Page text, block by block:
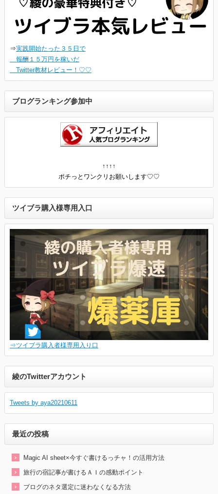
⇒実践開始たった３５日で
報酬１５万円を稼いだ
Twitter教材レビュー！♡♡
ブログランキング参加中
↑↑↑↑
ポチっとワンクリお願いします♡♡
ツイブラ購入様専用入口
⇒ツイブラ購入者様専用入り口
綾のTwitterアカウント
Tweets by aya20210611
最近の投稿
Magic AI sheet×今すぐ書けるっチャ！の活用方法
旅行の宿記事が書けるＡＩの感動ポイント
ブログのネタ選定に迷わなくなる方法